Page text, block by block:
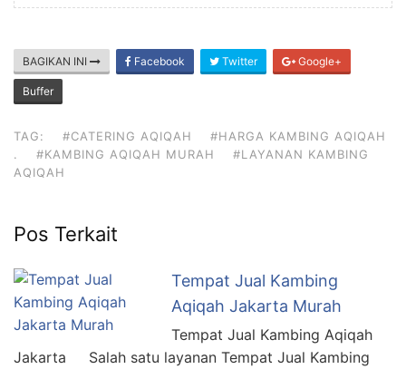
BAGIKAN INI Facebook Twitter Google+
Buffer
TAG: #CATERING AQIQAH
#HARGA KAMBING AQIQAH
.
#KAMBING AQIQAH MURAH
#LAYANAN KAMBING
AQIQAH
Pos Terkait
Tempat Jual Kambing
Aqiqah Jakarta Murah
Tempat Jual Kambing Aqiqah
Jakarta Salah satu layanan Tempat Jual Kambing